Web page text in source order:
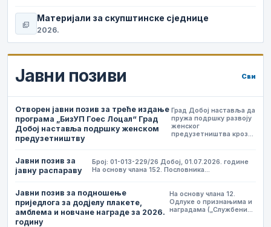
picture_as_pdf
Материјали за скупштинске сједнице
2026.
Јавни позиви Сви
Отворен јавни позив за треће издање
програма „БизУП Гоес Лоцал“ Град
Добој наставља подршку женском
предузетништву
Град Добој наставља да
пружа подршку развоју
женског
предузетништва кроз…
Јавни позив за
јавну распараву
Број: 01-013-229/26 Добој, 01.07.2026. године
На основу члана 152. Пословника…
Јавни позив за подношење
приједлога за додјелу плакете,
амблема и новчане награде за 2026.
годину
На основу члана 12.
Одлуке о признањима и
наградама („Службени…